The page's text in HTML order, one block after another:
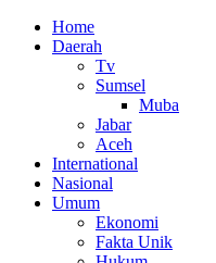
Home
Daerah
Tv
Sumsel
Muba
Jabar
Aceh
International
Nasional
Umum
Ekonomi
Fakta Unik